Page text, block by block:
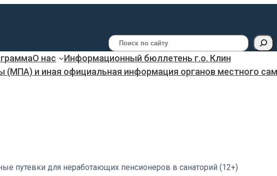
Поиск
О нас
Информационный бюллетень г.о. Клин
и иная официальная информация органов местного
путевки для неработающих пенсионеров в санаторий (12+)